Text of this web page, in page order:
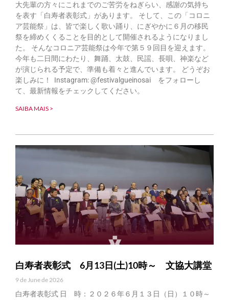
大先輩の方々にこれまでのご苦労をねぎらい、感謝の気持ち
を表す「白寿者表彰式」があります。 そして、この「コロニ
ア芸能祭」は、皆で楽しく歌い踊り、にぎやかに６月の移民
祭を締めくくることを目的として開催されるようになりまし
た。 そんなコロニア芸能祭は今年で第５９回目を迎えます。
今年も二日間にわたり、舞踊、太鼓、民謡、長唄、神楽など
が演じられる予定で、準備も着々と進んでいます。 どうぞお
楽しみに！ Instagram: @festivalgueinosai をフォローし
て、最新情報をチェックしてください。
SAIBA MAIS >
白寿者表彰式 6月13日(土)10時～ 文協大講堂
9 de June de 2026
白寿者表彰式 日 時：２０２６年６月１３日（日）１０時～